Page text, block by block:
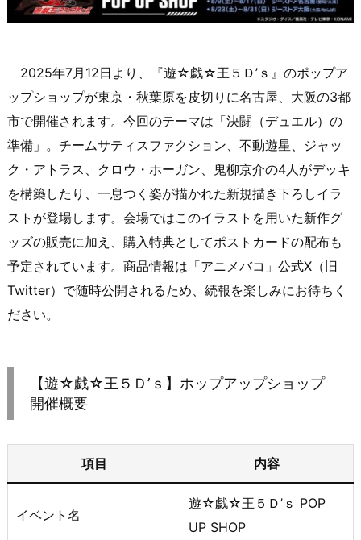
2025年7月12日より、『遊☆戯☆王５Ｄ’ｓ』のポップア
ップショップが東京・秋葉原を皮切りに名古屋、大阪の3都
市で開催されます。今回のテーマは「決闘（デュエル）の
準備」。チームサティスファクション、不動遊星、ジャッ
ク・アトラス、クロウ・ホーガン、鬼柳京介の4人がデッキ
を構築したり、一息つく姿が描かれた新規描き下ろしイラ
ストが登場します。会場ではこのイラストを用いた新作グ
ッズの販売に加え、購入特典としてポストカードの配布も
予定されています。商品情報は「アニメバコ」公式X（旧
Twitter）で随時公開されるため、続報を楽しみにお待ちく
ださい。
【遊☆戯☆王５Ｄ’ｓ】ホップアップショップ
開催概要
項目 内容
イベント名
遊☆戯☆王５Ｄ’ｓ POP
UP SHOP